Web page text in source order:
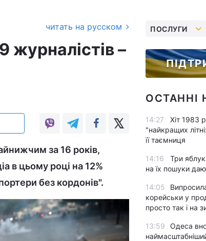
читать на русском
журналістів –
за 16 років,
в цьому році на 12%
без кордонів".
ПОСЛУГИ
ОСТАННІ
14:27
Хіт 1983
"найкращих
її таємниця
14:16
Три
на їх пошуки
14:05
корейськи у
просто так і на
13:59
Одеса